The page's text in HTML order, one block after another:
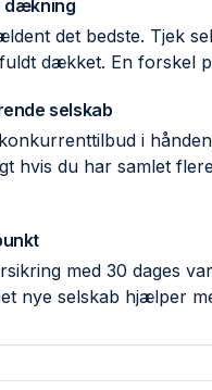
dækning
det bedste. Tjek
dækket. En forskel
selskab
i
hvis du har samlet
med 30 dages
nye selskab hjælper